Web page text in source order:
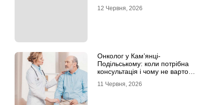
12 Червня, 2026
Онколог у Кам’янці-
Подільському: коли потрібна
консультація і чому не варто
11 Червня, 2026